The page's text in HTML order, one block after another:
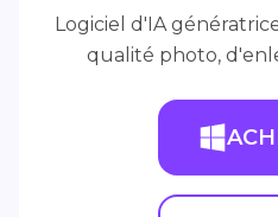
Logiciel d'IA
qualité photo,